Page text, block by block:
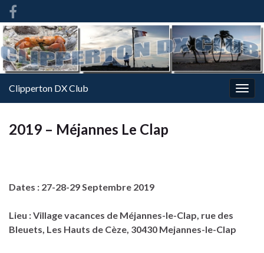
Clipperton DX Club
2019 – Méjannes Le Clap
Dates : 27-28-29 Septembre 2019
Lieu : Village vacances de Méjannes-le-Clap, rue des
Bleuets, Les Hauts de Cèze, 30430 Mejannes-le-Clap